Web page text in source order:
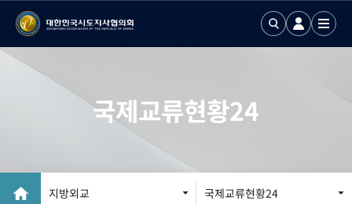
국제교류현황24
지방외교 국제교류현황24